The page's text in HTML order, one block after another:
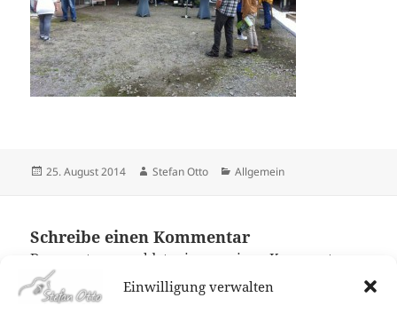
Einwilligung verwalten
Veröffentlicht
25. August 2014 Autor
Stefan Otto Kategorien
Allgemein
Schreibe einen Kommentar
Du musst angemeldet
sein, um einen Kommentar
abzugeben.